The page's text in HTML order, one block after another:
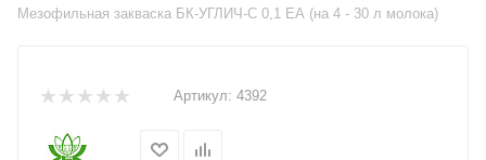
Мезофильная закваска БК-УГЛИЧ-С 0,1 ЕА (на 4 - 30 л молока)
Артикул: 4392